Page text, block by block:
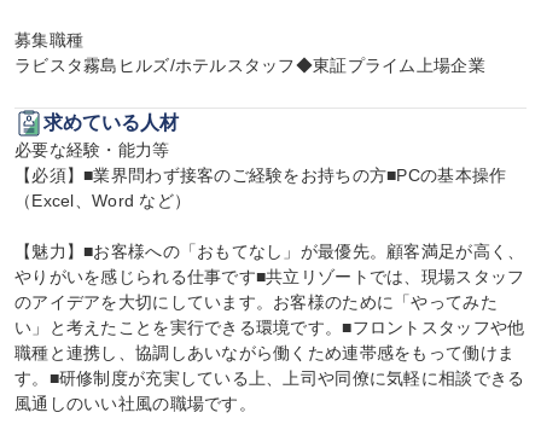
募集職種
ラビスタ霧島ヒルズ/ホテルスタッフ◆東証プライム上場企業
求めている人材
必要な経験・能力等
【必須】■業界問わず接客のご経験をお持ちの方■PCの基本操作
（Excel、Word など）
【魅力】■お客様への「おもてなし」が最優先。顧客満足が高く、
やりがいを感じられる仕事です■共立リゾートでは、現場スタッフ
のアイデアを大切にしています。お客様のために「やってみた
い」と考えたことを実行できる環境です。■フロントスタッフや他
職種と連携し、協調しあいながら働くため連帯感をもって働けま
す。■研修制度が充実している上、上司や同僚に気軽に相談できる
風通しのいい社風の職場です。